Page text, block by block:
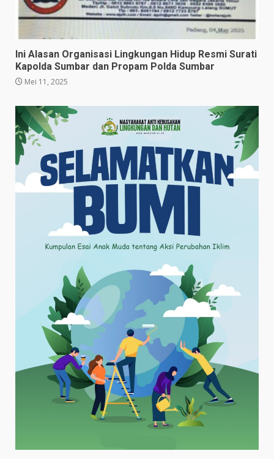
Ini Alasan Organisasi Lingkungan Hidup Resmi Surati
Kapolda Sumbar dan Propam Polda Sumbar
Mei 11, 2025